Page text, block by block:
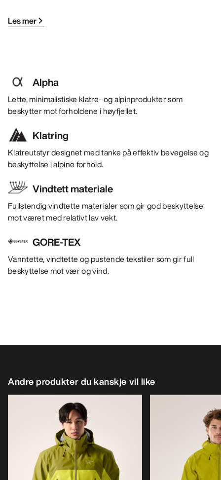
Les mer
Alpha
Lette, minimalistiske klatre- og alpinprodukter som
beskytter mot forholdene i høyfjellet.
Klatring
Klatreutstyr designet med tanke på effektiv bevegelse og
beskyttelse i alpine forhold.
Vindtett materiale
Fullstendig vindtette materialer som gir god beskyttelse
mot været med relativt lav vekt.
GORE-TEX
Vanntette, vindtette og pustende tekstiler som gir full
beskyttelse mot vær og vind.
Andre produkter du kanskje vil like